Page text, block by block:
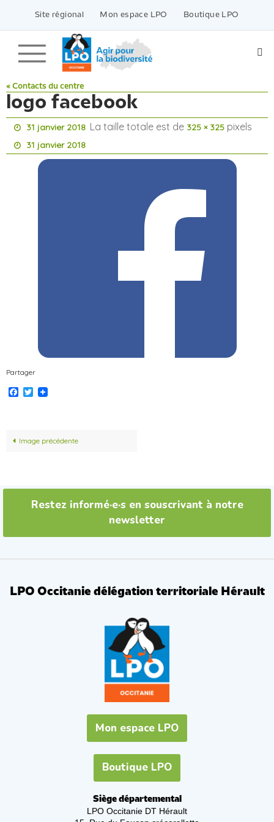
contenu
Site régional Mon espace LPO Boutique LPO
« Contacts du centre
logo facebook
31 janvier 2018 La taille totale est de 325 × 325 pixels
31 janvier 2018
Partager
Facebook
Twitter
Image précédente
Restez informé·e·s en souscrivant à notre
newsletter
LPO Occitanie délégation territoriale Hérault
Mon espace LPO
Boutique LPO
Siège départemental
LPO Occitanie DT Hérault